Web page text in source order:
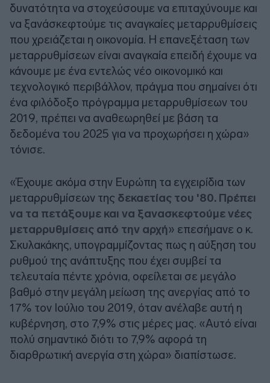
δυνατότητα να στοχεύσουμε να επιταχύνουμε και
να ξανάσκεφτούμε τις αναγκαίες μεταρρυθμίσεις
που χρειάζεται η οικονομία. Η επανεξέταση των
μεταρρυθμίσεων είναι αναγκαία επειδή έχουμε να
κάνουμε με ένα εντελώς νέο οικονομικό και
τεχνολογικό περιβάλλον, πράγμα που σημαίνει ότι
ένα φιλόδοξο πρόγραμμα μεταρρυθμίσεων του
2019, πρέπει να αναθεωρηθεί με βάση τα
δεδομένα του 2025 για να προχωρήσει η χώρα»
τόνισε.
«Έχουμε ακόμα στην Ευρώπη τα εγχειρίδια των
μεταρρυθμίσεων της δεκαετίας του '80. Πρέπει
να τα πετάξουμε και να ξανασκεφτούμε νέες
μεταρρυθμίσεις από την αρχή» επεσήμανε ο κ.
Σκυλακάκης, υπογραμμίζοντας πως η αύξηση του
ρυθμού της ανάπτυξης που έχει συμβεί τα
τελευταία πέντε χρόνια, οφείλεται σε μεγάλο
βαθμό στην μεγάλη μείωση της ανεργίας από το
17% τον Ιούλιο του 2019, όταν ανέλαβε αυτή η
κυβέρνηση, στο 7,9% στις μέρες μας. «Αυτό είναι
πολύ σημαντικό διότι το 7,9% αφορά τη
διαρθρωτική ανεργία στη χώρα» διαπίστωσε.